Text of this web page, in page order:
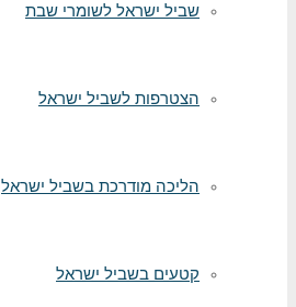
שביל ישראל לשומרי שבת
הצטרפות לשביל ישראל
הליכה מודרכת בשביל ישראל
קטעים בשביל ישראל